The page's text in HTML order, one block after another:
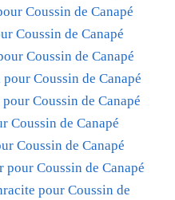
Coussin de Canapé
Coussin de Canapé
Coussin de Canapé
Coussin de Canapé
Coussin de Canapé
Coussin de Canapé
Coussin de Canapé
Coussin de Canapé
pour Coussin de